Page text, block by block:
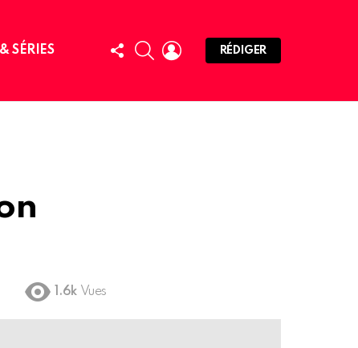
SÉRIES
FOLLOW
US
SEARCHLOGIN
RÉDIGER
1.6k Vues